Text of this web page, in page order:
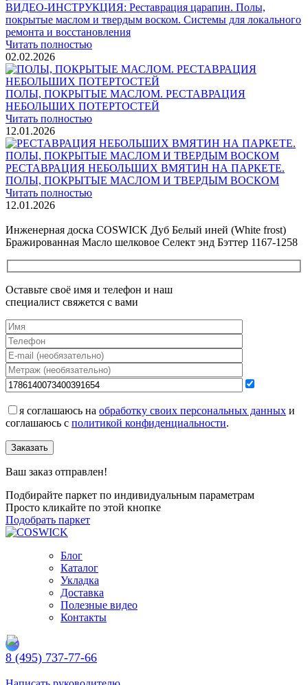
ВИДЕО-ИНСТРУКЦИЯ: Реставрация царапин. Полы,
покрытые маслом и твердым воском. Системы для локального
ремонта и восстановления
Читать полностью
02.02.2026
ПОЛЫ, ПОКРЫТЫЕ МАСЛОМ. РЕСТАВРАЦИЯ
НЕБОЛЬШИХ ПОТЕРТОСТЕЙ
Читать полностью
12.01.2026
РЕСТАВРАЦИЯ НЕБОЛЬШИХ ВМЯТИН НА ПАРКЕТЕ.
ПОЛЫ, ПОКРЫТЫЕ МАСЛОМ И ТВЕРДЫМ ВОСКОМ
Читать полностью
12.01.2026
Инженерная доска COSWICK Дуб Белый иней (White frost)
Бражированная Масло шелковое Селект энд Бэттер 1167-1258
Оставьте своё имя и телефон и наш
специалист свяжется с вами
я соглашаюсь на обработку своих персональных данных и
соглашаюсь с политикой конфиденциальности.
Заказать
Ваш заказ отправлен!
Подбирайте паркет по индивидуальным параметрам
Просто кликайте по этой кнопке
Подобрать паркет
Блог
Каталог
Укладка
Доставка
Полезные видео
Контакты
8 (495) 737-77-66